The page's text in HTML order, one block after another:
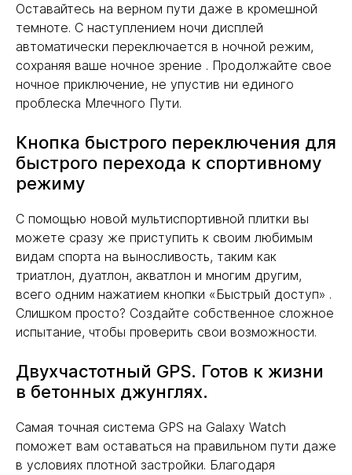
Оставайтесь на верном пути даже в кромешной
темноте. С наступлением ночи дисплей
автоматически переключается в ночной режим,
сохраняя ваше ночное зрение . Продолжайте свое
ночное приключение, не упустив ни единого
проблеска Млечного Пути.
Кнопка быстрого переключения для
быстрого перехода к спортивному
режиму
С помощью новой мультиспортивной плитки вы
можете сразу же приступить к своим любимым
видам спорта на выносливость, таким как
триатлон, дуатлон, акватлон и многим другим,
всего одним нажатием кнопки «Быстрый доступ» .
Слишком просто? Создайте собственное сложное
испытание, чтобы проверить свои возможности.
Двухчастотный GPS. Готов к жизни
в бетонных джунглях.
Самая точная система GPS на Galaxy Watch
поможет вам оставаться на правильном пути даже
в условиях плотной застройки. Благодаря